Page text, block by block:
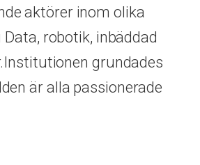
aktörer inom olika
robotik, inbäddad
grundades
är alla passionerade